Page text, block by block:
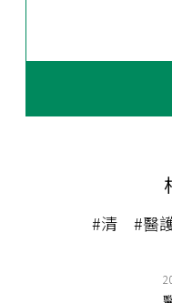
#清 #醫